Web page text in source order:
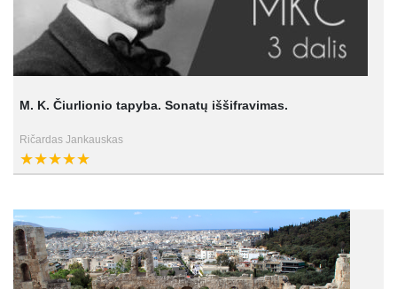
M. K. Čiurlionio tapyba. Sonatų iššifravimas.
Ričardas Jankauskas